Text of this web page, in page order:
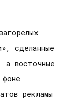
сделанные
а восточные
рекламы